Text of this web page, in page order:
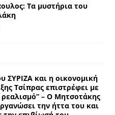
Τα μυστήρια του
ΣΥΡΙΖΑ και η οικονομική
Τσίπρας επιστρέφει με
ρεαλισμό” – Ο Μητσοτάκης
την ήττα του και